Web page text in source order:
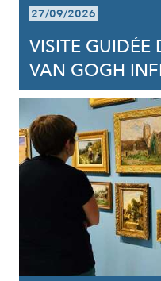
27/09/2026
VISITE GUIDÉE
VAN GOGH